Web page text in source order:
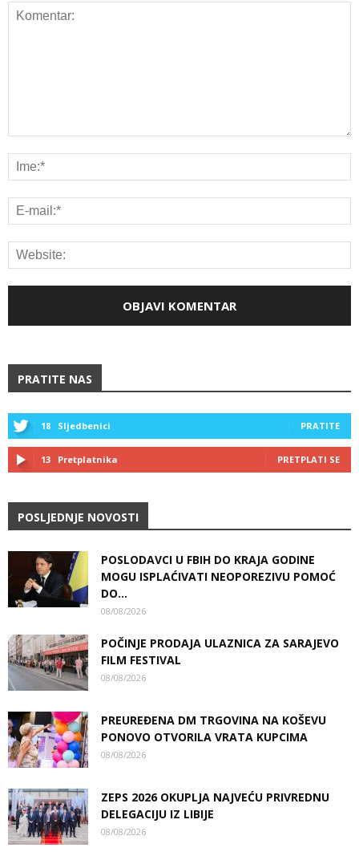
PRATITE NAS
18 Sljedbenici PRATITE
13 Pretplatnika PRETPLATI SE
POSLJEDNJE NOVOSTI
POSLODAVCI U FBIH DO KRAJA GODINE
MOGU ISPLAĆIVATI NEOPOREZIVU POMOĆ
DO...
08/08/2026
POČINJE PRODAJA ULAZNICA ZA SARAJEVO
FILM FESTIVAL
08/08/2026
PREUREĐENA DM TRGOVINA NA KOŠEVU
PONOVO OTVORILA VRATA KUPCIMA
08/08/2026
ZEPS 2026 OKUPLJA NAJVEĆU PRIVREDNU
DELEGACIJU IZ LIBIJE
08/08/2026